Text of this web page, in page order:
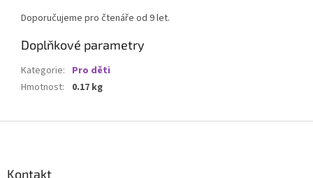
Doporučujeme pro čtenáře od 9 let.
Doplňkové parametry
Kategorie: Pro děti
Hmotnost: 0.17 kg
Kontakt